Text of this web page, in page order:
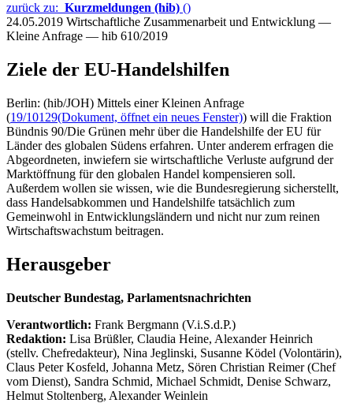
zurück zu: Kurzmeldungen (hib) ()
24.05.2019 Wirtschaftliche Zusammenarbeit und Entwicklung —
Kleine Anfrage — hib 610/2019
Ziele der EU-Handelshilfen
Berlin: (hib/JOH) Mittels einer Kleinen Anfrage
(19/10129(Dokument, öffnet ein neues Fenster)) will die Fraktion
Bündnis 90/Die Grünen mehr über die Handelshilfe der EU für
Länder des globalen Südens erfahren. Unter anderem erfragen die
Abgeordneten, inwiefern sie wirtschaftliche Verluste aufgrund der
Marktöffnung für den globalen Handel kompensieren soll.
Außerdem wollen sie wissen, wie die Bundesregierung sicherstellt,
dass Handelsabkommen und Handelshilfe tatsächlich zum
Gemeinwohl in Entwicklungsländern und nicht nur zum reinen
Wirtschaftswachstum beitragen.
Herausgeber
Deutscher Bundestag, Parlamentsnachrichten
Verantwortlich: Frank Bergmann (V.i.S.d.P.)
Redaktion: Lisa Brüßler, Claudia Heine, Alexander Heinrich
(stellv. Chefredakteur), Nina Jeglinski, Susanne Ködel (Volontärin),
Claus Peter Kosfeld, Johanna Metz, Sören Christian Reimer (Chef
vom Dienst), Sandra Schmid, Michael Schmidt, Denise Schwarz,
Helmut Stoltenberg, Alexander Weinlein